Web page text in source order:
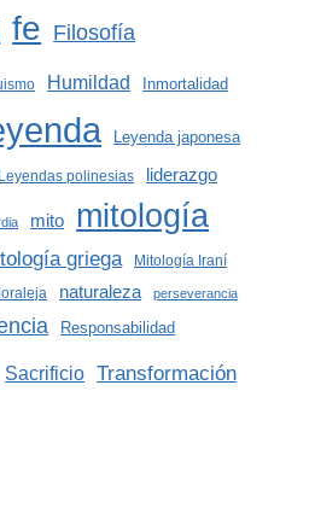
fe Filosofía
Humildad Inmortalidad
Leyenda japonesa
Leyendas polinesias liderazgo
mito mitología
griega Mitología Iraní
naturaleza perseverancia
Responsabilidad
Sacrificio Transformación